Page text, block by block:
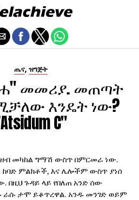
ጤና, ዝግጅት
ሐ" መመሪያ. መጠጣት
እንዴት ነው?
C"
መካከል ግማሽ ውስጥ በምርመራ ነው.
ከባድ ምልክቶች, እና ሌሎችም ውስጥ ያነሰ
በዚህ ጉዳይ ላይ የበለጠ አንድ ሰው
ራሱ ታሞ ይቆጥረዋል. አንዱ መንገድ ወይም